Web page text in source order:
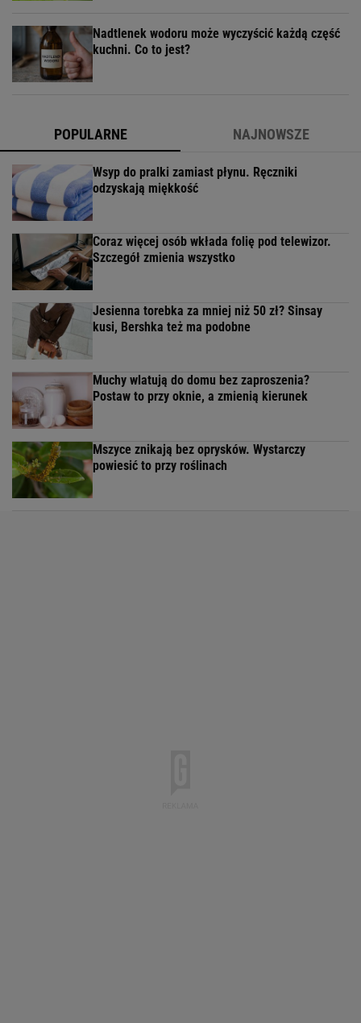
Nadtlenek wodoru może wyczyścić każdą część
kuchni. Co to jest?
POPULARNE NAJNOWSZE
Wsyp do pralki zamiast płynu. Ręczniki
odzyskają miękkość
Coraz więcej osób wkłada folię pod telewizor.
Szczegół zmienia wszystko
Jesienna torebka za mniej niż 50 zł? Sinsay
kusi, Bershka też ma podobne
Muchy wlatują do domu bez zaproszenia?
Postaw to przy oknie, a zmienią kierunek
Mszyce znikają bez oprysków. Wystarczy
powiesić to przy roślinach